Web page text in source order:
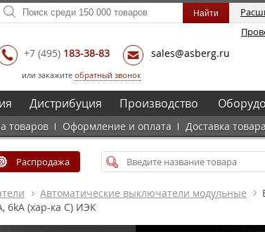
+7 (495) 183-38-83 sales@asberg.ru
или закажите обратный звонок
товаров Оформление и оплата Доставка товара
Дистрибуция Производство
Распродажа
Автоматические выключатели модульные
6kA (хар-ка C) ИЭК